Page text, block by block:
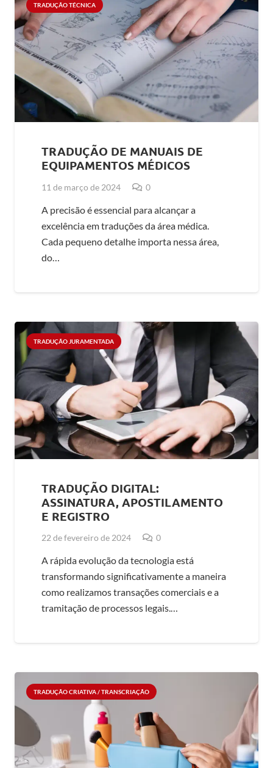
TRADUÇÃO TÉCNICA
TRADUÇÃO DE MANUAIS DE
EQUIPAMENTOS MÉDICOS
11 de março de 2024 0
A precisão é essencial para alcançar a
excelência em traduções da área médica.
Cada pequeno detalhe importa nessa área,
do…
TRADUÇÃO JURAMENTADA
TRADUÇÃO DIGITAL:
ASSINATURA, APOSTILAMENTO
E REGISTRO
22 de fevereiro de 2024 0
A rápida evolução da tecnologia está
transformando significativamente a maneira
como realizamos transações comerciais e a
tramitação de processos legais.…
TRADUÇÃO CRIATIVA / TRANSCRIAÇÃO